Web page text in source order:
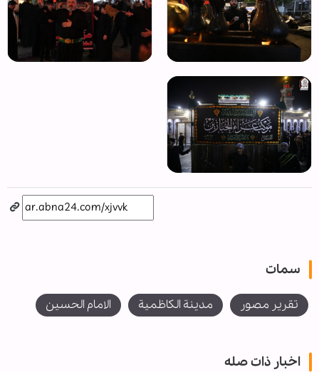
سمات
تقرير مصور مدينة الكاظمية الامام الحسين
اخبار ذات صله